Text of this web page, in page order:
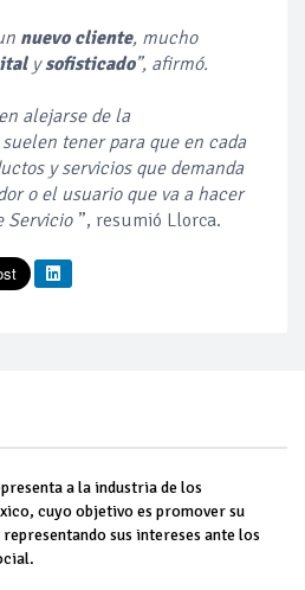
nuevo cliente, mucho
ysofisticado”, afirmó.
alejarse de la
tener para que en cada
y servicios que demanda
o el usuario que va a hacer
Servicio ”, resumió Llorca.
a la industria de los
cuyo objetivo es promover su
sus intereses ante los